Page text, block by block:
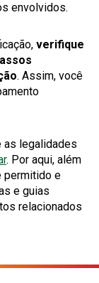
envolvidos.
verifique
. Assim, você
as legalidades
. Por aqui, além
permitido e
e guias
relacionados